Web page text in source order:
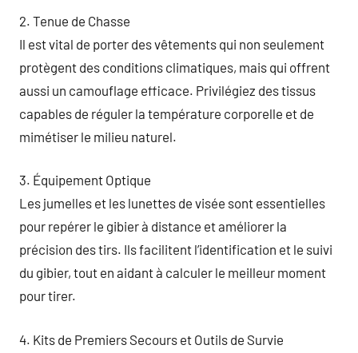
2. Tenue de Chasse
Il est vital de porter des vêtements qui non seulement
protègent des conditions climatiques, mais qui offrent
aussi un camouflage efficace. Privilégiez des tissus
capables de réguler la température corporelle et de
mimétiser le milieu naturel.
3. Équipement Optique
Les jumelles et les lunettes de visée sont essentielles
pour repérer le gibier à distance et améliorer la
précision des tirs. Ils facilitent l’identification et le suivi
du gibier, tout en aidant à calculer le meilleur moment
pour tirer.
4. Kits de Premiers Secours et Outils de Survie